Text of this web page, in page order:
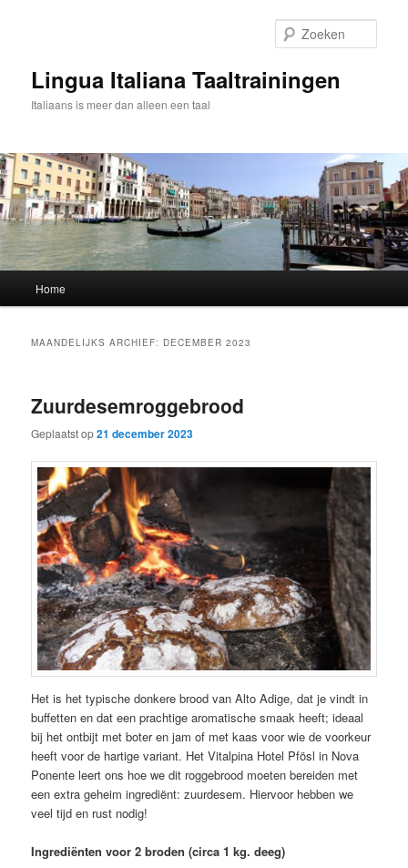
inhoud
inhoudLingua Italiana Taaltrainingen
Italiaans is meer dan alleen een taal
Home
MAANDELIJKS ARCHIEF: DECEMBER 2023
Zuurdesemroggebrood
Geplaatst op21 december 2023
Het is het typische donkere brood van Alto Adige, dat je vindt in
buffetten en dat een prachtige aromatische smaak heeft; ideaal
bij het ontbijt met boter en jam of met kaas voor wie de voorkeur
heeft voor de hartige variant. Het Vitalpina Hotel Pfösl in Nova
Ponente leert ons hoe we dit roggebrood moeten bereiden met
een extra geheim ingrediënt: zuurdesem. Hiervoor hebben we
veel tijd en rust nodig!
Ingrediënten voor 2 broden (circa 1 kg. deeg)